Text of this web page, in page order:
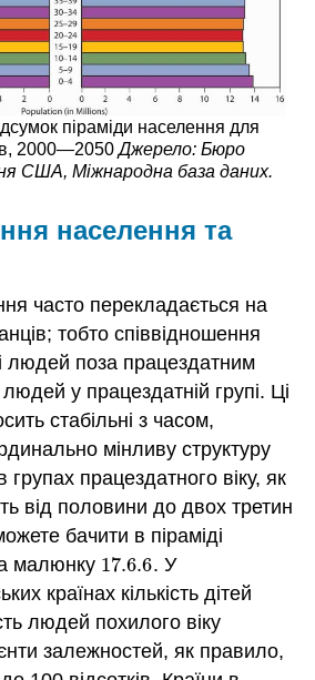
піраміди населення для
2000—2050Джерело: Бюро
США, Міжнародна база даних.
населення та
часто перекладається на
тобто співвідношення
людей поза працездатним
людей у працездатній групі. Ці
стабільні з часом,
мінливу структуру
працездатного віку, як
від половини до двох третин
бачити в піраміді
малюнку 17.6.6
17.6.6. У
країнах кількість дітей
людей похилого віку
залежностей, як правило,